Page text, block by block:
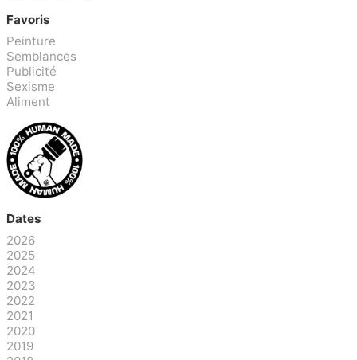
Favoris
Peinture
Semblances
Publicité
Sexisme
Aliment
Dates
2026
2025
2024
2023
2022
2021
2020
2019